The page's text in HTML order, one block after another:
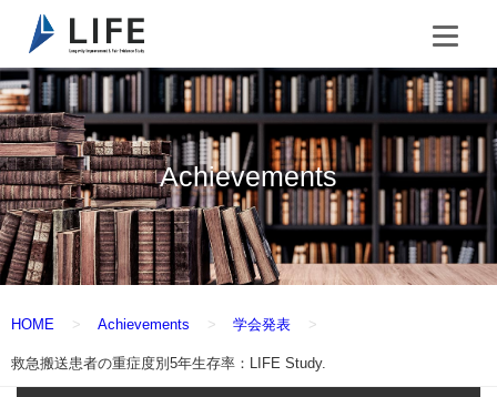
Achievements
HOME Achievements 学会発表
救急搬送患者の重症度別5年生存率：LIFE Study.